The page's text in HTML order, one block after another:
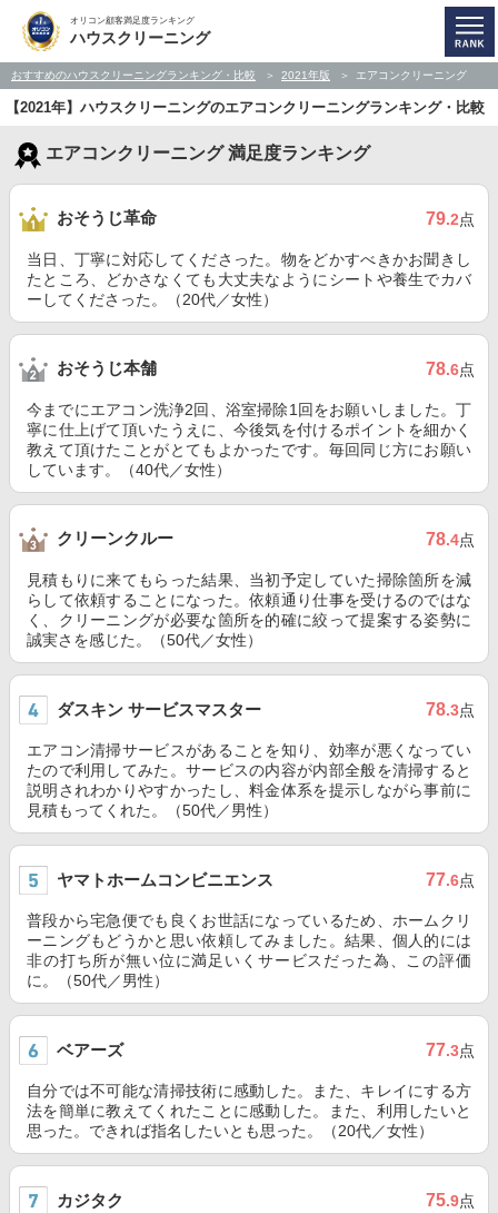
オリコン顧客満足度ランキング
ハウスクリーニング
おすすめのハウスクリーニングランキング・比較 2021年版 エアコンクリーニング
【2021年】ハウスクリーニングのエアコンクリーニングランキング・比較
エアコンクリーニング 満足度ランキング
おそうじ革命 79.2点
当日、丁寧に対応してくださった。物をどかすべきかお聞きし
たところ、どかさなくても大丈夫なようにシートや養生でカバ
ーしてくださった。（20代／女性）
おそうじ本舗 78.6点
今までにエアコン洗浄2回、浴室掃除1回をお願いしました。丁
寧に仕上げて頂いたうえに、今後気を付けるポイントを細かく
教えて頂けたことがとてもよかったです。毎回同じ方にお願い
しています。（40代／女性）
クリーンクルー 78.4点
見積もりに来てもらった結果、当初予定していた掃除箇所を減
らして依頼することになった。依頼通り仕事を受けるのではな
く、クリーニングが必要な箇所を的確に絞って提案する姿勢に
誠実さを感じた。（50代／女性）
ダスキン サービスマスター 78.3点
エアコン清掃サービスがあることを知り、効率が悪くなってい
たので利用してみた。サービスの内容が内部全般を清掃すると
説明されわかりやすかったし、料金体系を提示しながら事前に
見積もってくれた。（50代／男性）
ヤマトホームコンビニエンス 77.6点
普段から宅急便でも良くお世話になっているため、ホームクリ
ーニングもどうかと思い依頼してみました。結果、個人的には
非の打ち所が無い位に満足いくサービスだった為、この評価
に。（50代／男性）
ベアーズ 77.3点
自分では不可能な清掃技術に感動した。また、キレイにする方
法を簡単に教えてくれたことに感動した。また、利用したいと
思った。できれば指名したいとも思った。（20代／女性）
カジタク 75.9点